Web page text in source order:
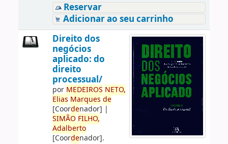
Reservar
Adicionar ao seu carrinho
Direito dos
negócios
aplicado: do
direito
processual/
por MEDEIROS NETO,
Elias Marques de
[Coordenador] |
SIMÃO FILHO,
Adalberto
[Coordenador].